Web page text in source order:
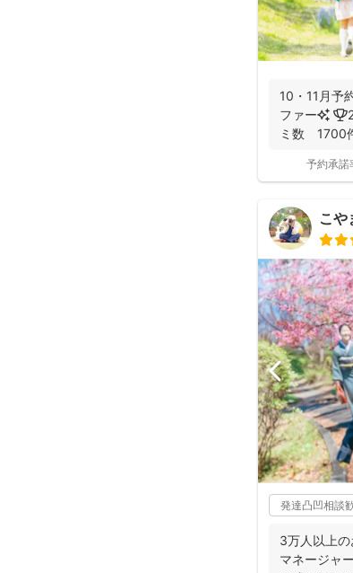
10・11月予
ファー✨ 🏆2年連続 年間撮影数 全国1位✨ 🥇口コ
ミ数 1700
予約承諾
こや
発達凸凹相談
3万人以上
マネージャ